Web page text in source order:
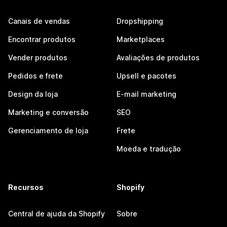
Canais de vendas
Encontrar produtos
Vender produtos
Pedidos e frete
Design da loja
Marketing e conversão
Gerenciamento de loja
Dropshipping
Marketplaces
Avaliações de produtos
Upsell e pacotes
E-mail marketing
SEO
Frete
Moeda e tradução
Recursos
Central de ajuda da Shopify
Shopify
Sobre